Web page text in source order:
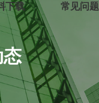
下载 常见问题